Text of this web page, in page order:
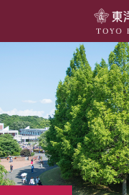
学部・学科
キャンパスライフ
留学・国際交流
キャリア・就職